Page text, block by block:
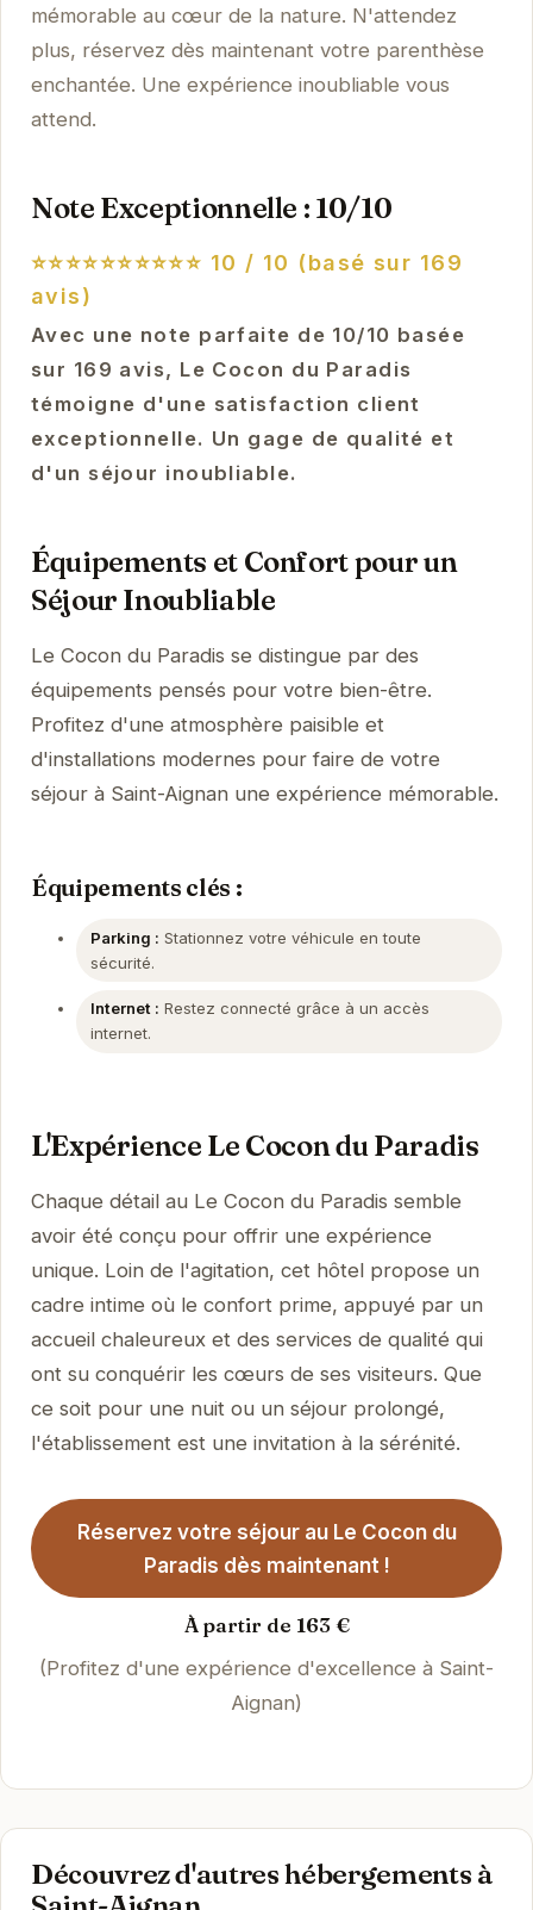
mémorable au cœur de la nature. N'attendez
plus, réservez dès maintenant votre parenthèse
enchantée. Une expérience inoubliable vous
attend.
Note Exceptionnelle : 10/10
⭐⭐⭐⭐⭐⭐⭐⭐⭐⭐ 10 / 10 (basé sur 169
avis)
Avec une note parfaite de 10/10 basée
sur 169 avis, Le Cocon du Paradis
témoigne d'une satisfaction client
exceptionnelle. Un gage de qualité et
d'un séjour inoubliable.
Équipements et Confort pour un
Séjour Inoubliable
Le Cocon du Paradis se distingue par des
équipements pensés pour votre bien-être.
Profitez d'une atmosphère paisible et
d'installations modernes pour faire de votre
séjour à Saint-Aignan une expérience mémorable.
Équipements clés :
Parking : Stationnez votre véhicule en toute
sécurité.
Internet : Restez connecté grâce à un accès
internet.
L'Expérience Le Cocon du Paradis
Chaque détail au Le Cocon du Paradis semble
avoir été conçu pour offrir une expérience
unique. Loin de l'agitation, cet hôtel propose un
cadre intime où le confort prime, appuyé par un
accueil chaleureux et des services de qualité qui
ont su conquérir les cœurs de ses visiteurs. Que
ce soit pour une nuit ou un séjour prolongé,
l'établissement est une invitation à la sérénité.
Réservez votre séjour au Le Cocon du
Paradis dès maintenant !
À partir de 163 €
(Profitez d'une expérience d'excellence à Saint-
Aignan)
Découvrez d'autres hébergements à